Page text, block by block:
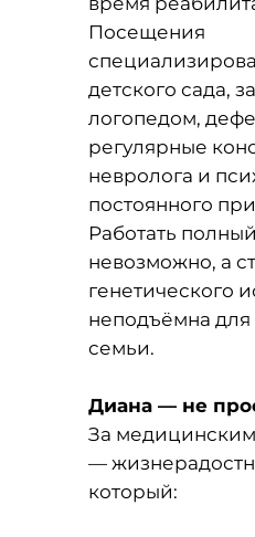
Посещения
детского сада,
логопедом,
регулярные
невролога и
постоянного
Работать
невозможно, а
генетического
неподъёмна
семьи.
Диана — не
За
—
который: